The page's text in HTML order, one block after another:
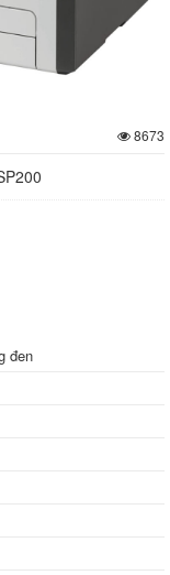
8673
đen